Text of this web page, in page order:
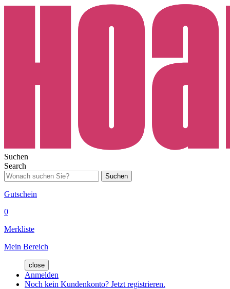
Suchen
Search
Suchen
Gutschein
0
Merkliste
Mein Bereich
close
Anmelden
Noch kein Kundenkonto? Jetzt registrieren.